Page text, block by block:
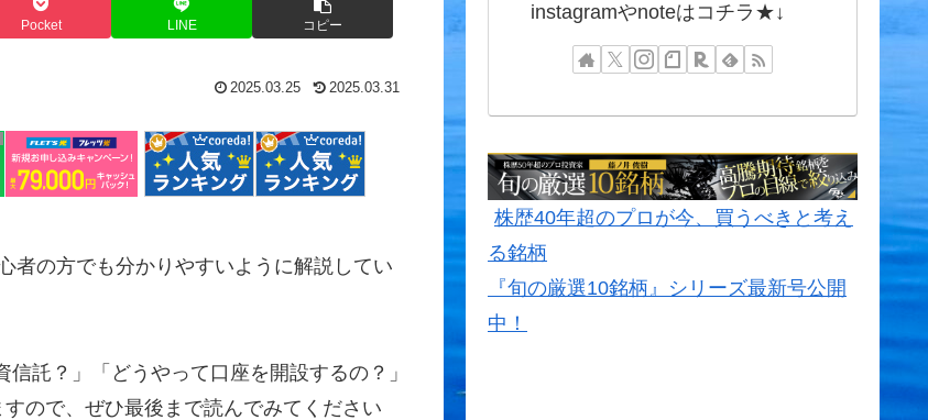
Pocket LINE コピー
2025.03.25 2025.03.31
者の方でも分かりやすいように解説してい
託？」「どうやって口座を開設するの？」
ので、ぜひ最後まで読んでみてください
instagramやnoteはコチラ★↓
株歴40年超のプロが今、買うべきと考え
る銘柄
『旬の厳選10銘柄』シリーズ最新号公開
中！